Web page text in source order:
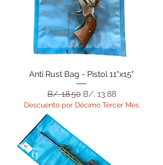
Anti Rust Bag - Pistol 11"x15"
Precio
B/. 18.50 Precio de oferta
B/. 13.88
Descuento por Décimo Tercer Mes